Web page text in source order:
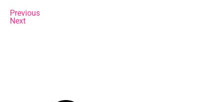
Previous
Next